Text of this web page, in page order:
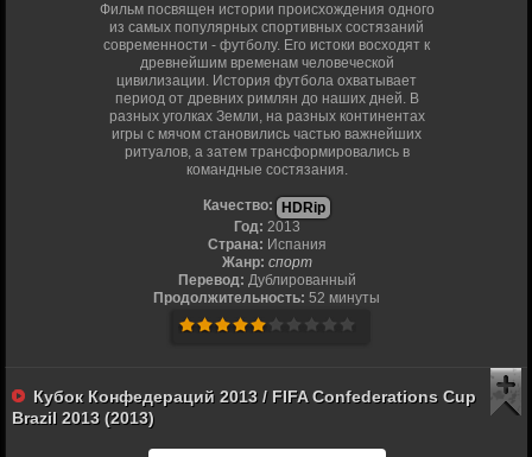
Фильм посвящен истории происхождения одного
из самых популярных спортивных состязаний
современности - футболу. Его истоки восходят к
древнейшим временам человеческой
цивилизации. История футбола охватывает
период от древних римлян до наших дней. В
разных уголках Земли, на разных континентах
игры с мячом становились частью важнейших
ритуалов, а затем трансформировались в
командные состязания.
Качество:
HDRip
Год: 2013
Страна: Испания
Жанр: спорт
Перевод: Дублированный
Продолжительность: 52 минуты
Кубок Конфедераций 2013 / FIFA Confederations Cup
Brazil 2013 (2013)